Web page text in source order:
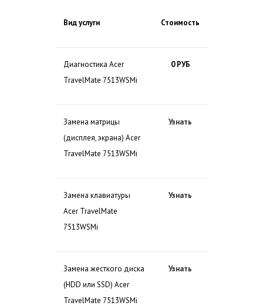
Вид услуги Стоимость
Диагностика Acer
TravelMate 7513WSMi
0 РУБ
Замена матрицы
(дисплея, экрана) Acer
TravelMate 7513WSMi
Узнать
Замена клавиатуры
Acer TravelMate
7513WSMi
Узнать
Замена жесткого диска
(HDD или SSD) Acer
TravelMate 7513WSMi
Узнать